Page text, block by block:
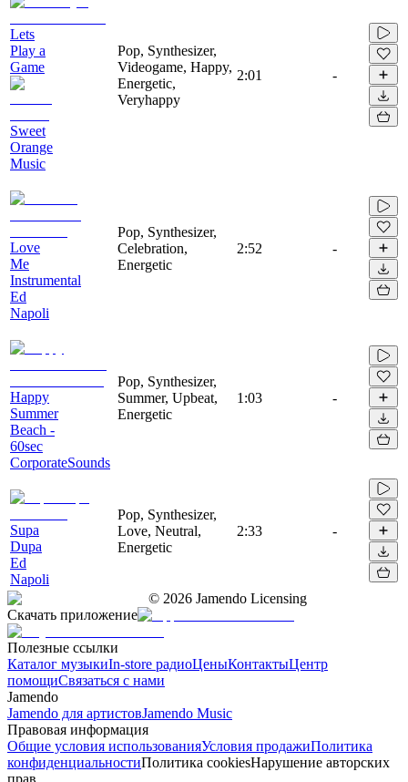
Lets
Play a
Game
Sweet
Orange
Music
Pop, Synthesizer,
Videogame, Happy,
Energetic,
Veryhappy
2:01 -
Love
Me
Instrumental
Ed
Napoli
Pop, Synthesizer,
Celebration,
Energetic
2:52 -
Happy
Summer
Beach -
60sec
CorporateSounds
Pop, Synthesizer,
Summer, Upbeat,
Energetic
1:03 -
Supa
Dupa
Ed
Napoli
Pop, Synthesizer,
Love, Neutral,
Energetic
2:33 -
© 2026 Jamendo Licensing
Скачать приложение
Полезные ссылки
Каталог музыкиIn-store радиоЦеныКонтактыЦентр
помощиСвязаться с нами
Jamendo
Jamendo для артистовJamendo Music
Правовая информация
Общие условия использованияУсловия продажиПолитика
конфиденциальностиПолитика cookiesНарушение авторских
прав